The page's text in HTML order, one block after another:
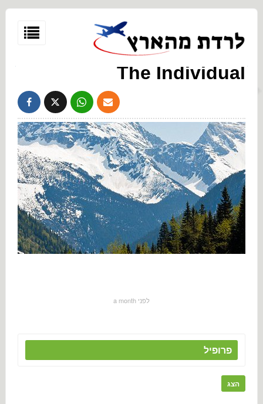
The Individual
לפני a month
פרופיל
הצג